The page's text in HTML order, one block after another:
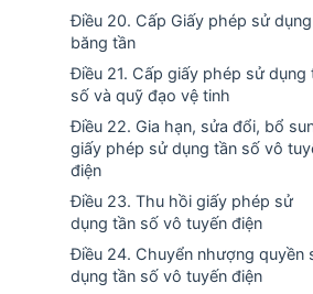
Điều 20. Cấp Giấy phép sử dụng
băng tần
Điều 21. Cấp giấy phép sử dụng
số và quỹ đạo vệ tinh
Điều 22. Gia hạn, sửa đổi, bổ
giấy phép sử dụng tần số vô
điện
Điều 23. Thu hồi giấy phép sử
dụng tần số vô tuyến điện
Điều 24. Chuyển nhượng quyền
dụng tần số vô tuyến điện